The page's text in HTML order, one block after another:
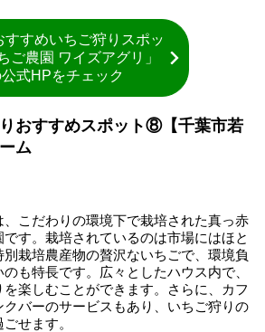
すすめいちご狩りスポッ
ご農園 ワイズアグリ」
式HPをチェック
おすすめスポット⑧【千葉市若
ム
、こだわりの環境下で栽培された真っ赤
す。栽培されているのは市場にはほと
栽培農産物の贅沢ないちごで、環境負
も特長です。広々としたハウス内で、
楽しむことができます。さらに、カフ
クバーのサービスもあり、いちご狩りの
せます。